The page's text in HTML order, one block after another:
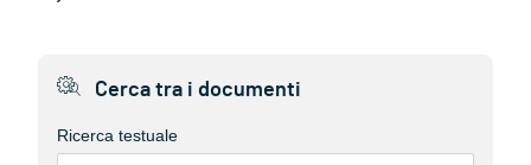
Cerca tra i documenti
Ricerca testuale